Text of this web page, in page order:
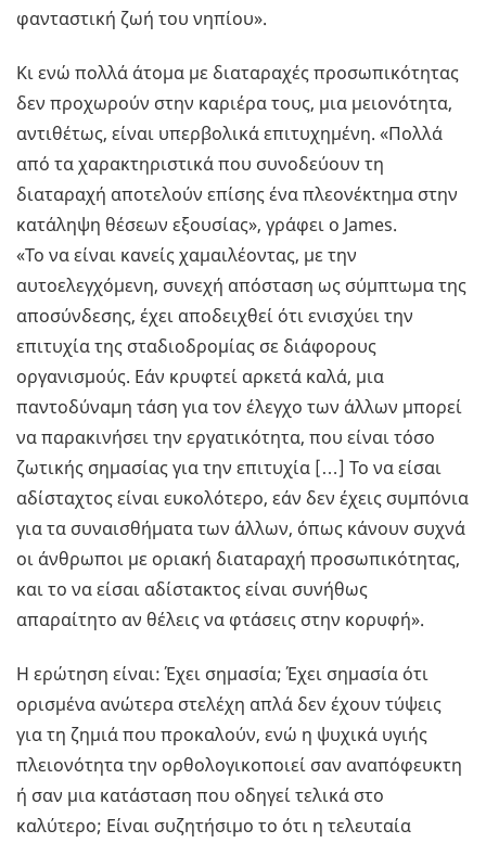
φανταστική ζωή του νηπίου».
Κι ενώ πολλά άτομα με διαταραχές προσωπικότητας
δεν προχωρούν στην καριέρα τους, μια μειονότητα,
αντιθέτως, είναι υπερβολικά επιτυχημένη. «Πολλά
από τα χαρακτηριστικά που συνοδεύουν τη
διαταραχή αποτελούν επίσης ένα πλεονέκτημα στην
κατάληψη θέσεων εξουσίας», γράφει ο James.
«Το να είναι κανείς χαμαιλέοντας, με την
αυτοελεγχόμενη, συνεχή απόσταση ως σύμπτωμα της
αποσύνδεσης, έχει αποδειχθεί ότι ενισχύει την
επιτυχία της σταδιοδρομίας σε διάφορους
οργανισμούς. Εάν κρυφτεί αρκετά καλά, μια
παντοδύναμη τάση για τον έλεγχο των άλλων μπορεί
να παρακινήσει την εργατικότητα, που είναι τόσο
ζωτικής σημασίας για την επιτυχία […] Το να είσαι
αδίσταχτος είναι ευκολότερο, εάν δεν έχεις συμπόνια
για τα συναισθήματα των άλλων, όπως κάνουν συχνά
οι άνθρωποι με οριακή διαταραχή προσωπικότητας,
και το να είσαι αδίστακτος είναι συνήθως
απαραίτητο αν θέλεις να φτάσεις στην κορυφή».
Η ερώτηση είναι: Έχει σημασία; Έχει σημασία ότι
ορισμένα ανώτερα στελέχη απλά δεν έχουν τύψεις
για τη ζημιά που προκαλούν, ενώ η ψυχικά υγιής
πλειονότητα την ορθολογικοποιεί σαν αναπόφευκτη
ή σαν μια κατάσταση που οδηγεί τελικά στο
καλύτερο; Είναι συζητήσιμο το ότι η τελευταία